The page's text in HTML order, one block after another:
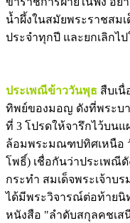
จากนั้นมีการเทศนาเรื่อง
ข้าราชการฝ่ายในฟัง อย่
น้ำผึ้งในสมัยพระราชสมเ
ประเพณีข้าววันพุธสืบเนื่
ทิพย์ของมอญ ดังที่พระบา
ที่ 3 โปรดให้จารึกไว้บนแ
ล้อมพระมณฑปทิศเหนือ
โพธิ์) เชื่อกันว่าประเพณี
กระทำ สมเด็จพระเจ้าบ
ได้มีพระวิจารณ์ต่อท้ายนิ